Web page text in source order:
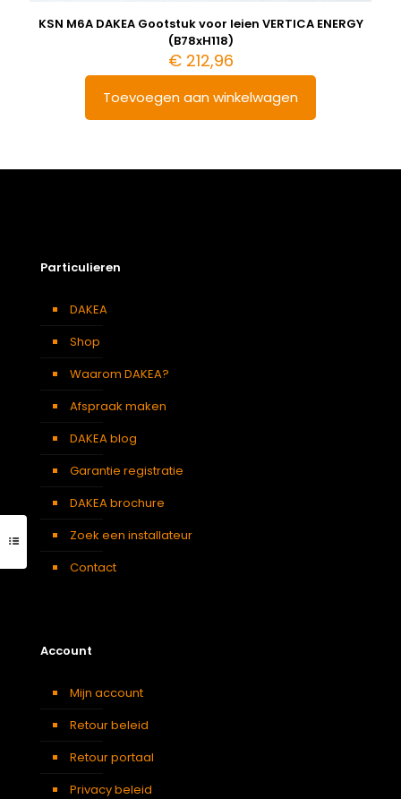
KSN M6A DAKEA Gootstuk voor leien VERTICA ENERGY
(B78xH118)
€212,96
Toevoegen aan winkelwagen
Particulieren
DAKEA
Shop
Waarom DAKEA?
Afspraak maken
DAKEA blog
Garantie registratie
DAKEA brochure
Zoek een installateur
Contact
Account
Mijn account
Retour beleid
Retour portaal
Privacy beleid